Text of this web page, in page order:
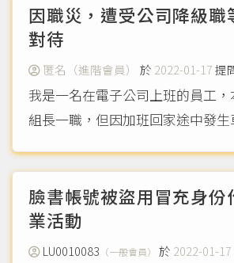
無收入的我 更是雪上加霜 搞得挺
被...（more...）
因職災，遭受公司降級職
對待
匿名（進階會員） 於 2022-01-17提
我是一名在電子公司上班的員工
組長一職，但因加班回家途中發
我降級為技術員，但又因我受傷
未能達到公司標準，叫我簽下簽呈
將我評分低下的同意書...
臉書帳號被盜用冒充身份
業活動
LU0010083 （一般會員） 於 2022-01-17